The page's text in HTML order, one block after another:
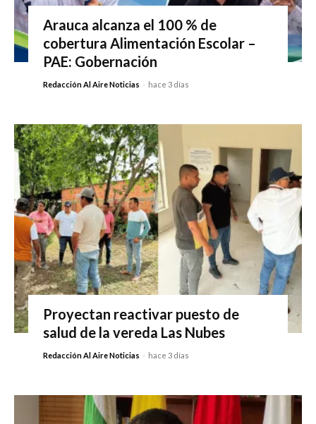
Arauca alcanza el 100 % de
cobertura Alimentación Escolar –
PAE: Gobernación
Redacción Al Aire Noticias - hace 3 días
Proyectan reactivar puesto de
salud de la vereda Las Nubes
Redacción Al Aire Noticias - hace 3 días